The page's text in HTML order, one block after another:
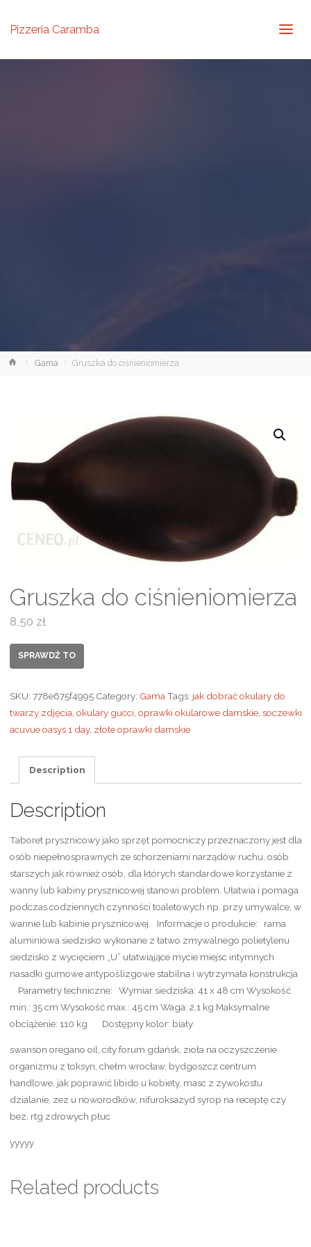
Pizzeria Caramba
StronaGama Gruszka do ciśnieniomierza
Gruszka do ciśnieniomierza
8,50 zł
SPRAWDŹ TO
SKU: 778e675f4995 Category: Gama Tags: jak dobrać okulary do
twarzy zdjęcia okulary gucci oprawki okularowe damskie, soczewki
acuvue oasys 1 day, złote oprawki damskie
Description
Description
Taboret prysznicowy jako sprzęt pomocniczy przeznaczony jest dla
osób niepełnosprawnych ze schorzeniami narządów ruchu, osób
starszych jak również osób, dla których standardowe korzystanie z
wanny lub kabiny prysznicowej stanowi problem. Ułatwia i pomaga
podczas codziennych czynności toaletowych np. przy umywalce, w
wannie lub kabinie prysznicowej. Informacje o produkcie: rama
aluminiowa siedzisko wykonane z łatwo zmywalnego polietylenu
siedzisko z wycięciem „U” ułatwiające mycie miejsc intymnych
nasadki gumowe antypoślizgowe stabilna i wytrzymała konstrukcja
Parametry techniczne: Wymiar siedziska: 41 x 48 cm Wysokość
min.: 35 cm Wysokość max.: 45 cm Waga: 2,1 kg Maksymalne
obciążenie: 110 kg Dostępny kolor: biały
swanson oregano oil, city forum gdańsk, zioła na oczyszczenie
organizmu z toksyn, chełm wrocław, bydgoszcz centrum
handlowe, jak poprawić libido u kobiety, masc z zywokostu
dzialanie, zez u noworodków, nifuroksazyd syrop na receptę czy
bez, rtg zdrowych płuc
yyyyy
Related products